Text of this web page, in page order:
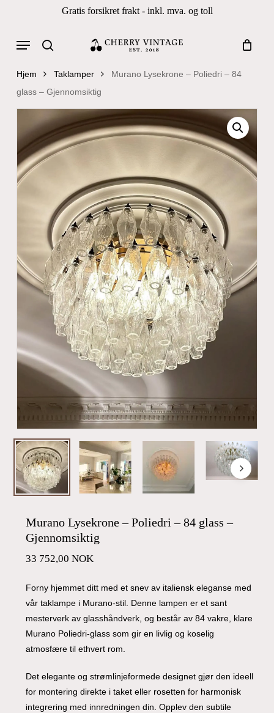
content
Gratis forsikret frakt - inkl. mva. og toll
Products search
Menu
Hjem Taklamper
Murano Lysekrone – Poliedri – 84
glass – Gjennomsiktig
Murano Lysekrone – Poliedri – 84 glass –
Gjennomsiktig
33 752,00 NOK
Forny hjemmet ditt med et snev av italiensk eleganse med
vår taklampe i Murano-stil. Denne lampen er et sant
mesterverk av glasshåndverk, og består av 84 vakre, klare
Murano Poliedri-glass som gir en livlig og koselig
atmosfære til ethvert rom.
Det elegante og strømlinjeformede designet gjør den ideell
for montering direkte i taket eller rosetten for harmonisk
integrering med innredningen din. Opplev den subtile